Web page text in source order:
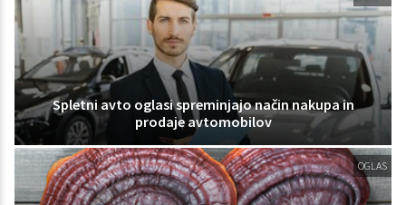
Spletni avto oglasi spreminjajo način nakupa in
prodaje avtomobilov
OGLAS